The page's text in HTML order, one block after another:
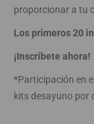
proporcionar a tu
Los primeros 20
¡Inscríbete ahora!
*Participación en
kits desayuno por